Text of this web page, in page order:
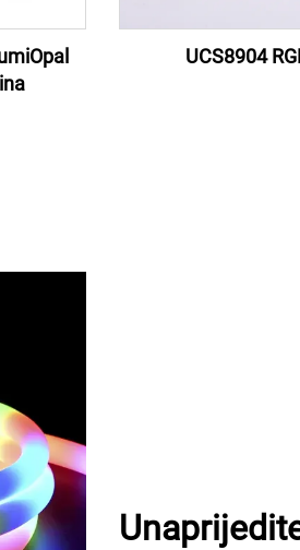
UCS8904